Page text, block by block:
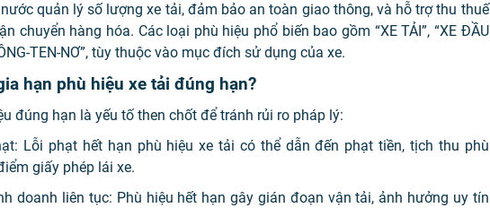
quản lý số lượng xe tải, đảm bảo an toàn giao thông, và hỗ trợ thu thuế
chuyển hàng hóa. Các loại phù hiệu phổ biến bao gồm “XE TẢI”, “XE ĐẦU
TEN-NƠ”, tùy thuộc vào mục đích sử dụng của xe.
hạn phù hiệu xe tải đúng hạn?
đúng hạn là yếu tố then chốt để tránh rủi ro pháp lý:
Lỗi phạt hết hạn phù hiệu xe tải có thể dẫn đến phạt tiền, tịch thu phù
giấy phép lái xe.
doanh liên tục: Phù hiệu hết hạn gây gián đoạn vận tải, ảnh hưởng uy tín